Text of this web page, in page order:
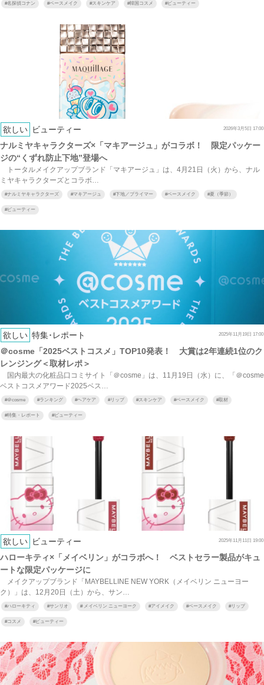
#名探偵コナン #ベースメイク #スキンケア #韓国コスメ #ビューティー
欲しい ビューティー 2026年3月5日 17:00
ナルミヤキャラクターズ×「マキアージュ」がコラボ！ 限定パッケー
ジの“くずれ防止下地”登場へ
トータルメイクアップブランド「マキアージュ」は、4月21日（火）から、ナル
ミヤキャラクターズとコラボ…
#ナルミヤキャラクターズ #マキアージュ #下地／プライマー #ベースメイク #夏（季節）
#ビューティー
欲しい 特集･レポート 2025年11月19日 17:00
＠cosme「2025ベストコスメ」TOP10発表！ 大賞は2年連続1位のク
レンジング＜取材レポ＞
国内最大の化粧品口コミサイト「＠cosme」は、11月19日（水）に、「＠cosme
ベストコスメアワード2025ベス…
#＠cosme #ランキング #ヘアケア #リップ #スキンケア #ベースメイク #取材
#特集・レポート #ビューティー
欲しい ビューティー 2025年11月11日 19:00
ハローキティ×「メイベリン」がコラボへ！ ベストセラー製品がキュ
ートな限定パッケージに
メイクアップブランド「MAYBELLINE NEW YORK（メイベリン ニューヨー
ク）」は、12月20日（土）から、サン…
#ハローキティ #サンリオ #メイベリン ニューヨーク #アイメイク #ベースメイク #リップ
#コスメ #ビューティー